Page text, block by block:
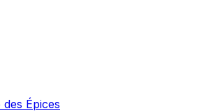
Épices